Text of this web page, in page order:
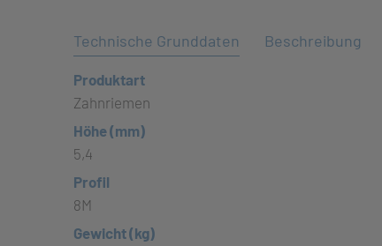
Technische Grunddaten Beschreibung
Produktart
Zahnriemen
Höhe (mm)
5,4
Profil
8M
Gewicht (kg)